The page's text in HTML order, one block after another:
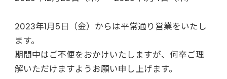
2023年1月5日（金）からは平常通り営業をいたし
ます。
期間中はご不便をおかけいたしますが、何卒ご理
解いただけますようお願い申し上げます。